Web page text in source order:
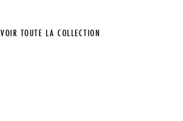
VOIR TOUTE LA COLLECTION